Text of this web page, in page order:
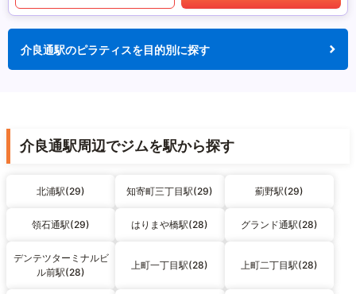
介良通駅のピラティスを目的別に探す
介良通駅周辺でジムを駅から探す
北浦駅(29) 知寄町三丁目駅(29) 薊野駅(29)
領石通駅(29) はりまや橋駅(28) グランド通駅(28)
デンテツターミナルビ
ル前駅(28)
上町一丁目駅(28) 上町二丁目駅(28)